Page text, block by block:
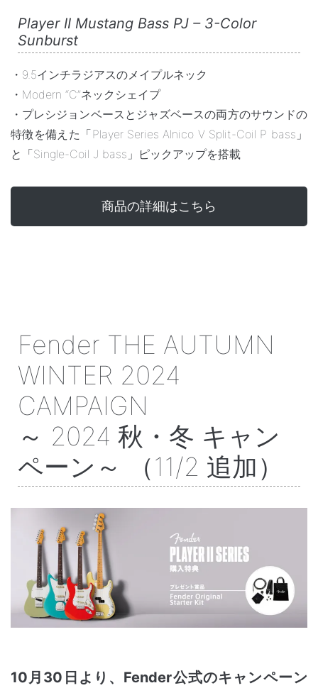
Player II Mustang Bass PJ – 3-Color
Sunburst
・9.5インチラジアスのメイプルネック
・Modern “C”ネックシェイプ
・プレシジョンベースとジャズベースの両方のサウンドの
特徴を備えた「Player Series Alnico V Split-Coil P bass」
と「Single-Coil J bass」ピックアップを搭載
商品の詳細はこちら
Fender THE AUTUMN
WINTER 2024
CAMPAIGN
～ 2024 秋・冬 キャン
ペーン～ （11/2 追加）
10月30日より、Fender公式のキャンペーン